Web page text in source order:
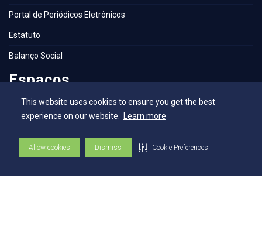
This website uses cookies to ensure you get the best
experience on our website. Learn more
Allow cookies Dismiss Cookie Preferences
Portal de Periódicos Eletrônicos
Estatuto
Balanço Social
Espaços
Flickr - AEE
NAI – Núcleo de Assuntos Internacionais